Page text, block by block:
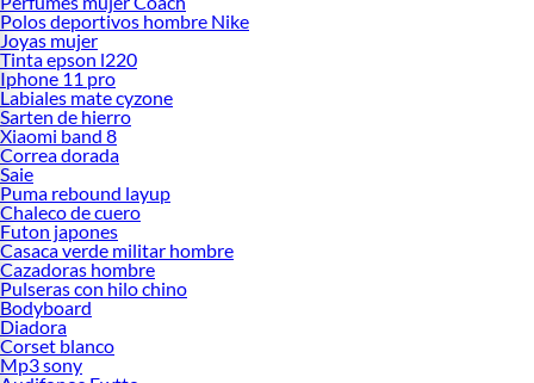
Polos deportivos hombre Nike
Joyas mujer
Tinta epson l220
Iphone 11 pro
Labiales mate cyzone
Sarten de hierro
Xiaomi band 8
Correa dorada
Saie
Puma rebound layup
Chaleco de cuero
Futon japones
Casaca verde militar hombre
Cazadoras hombre
Pulseras con hilo chino
Bodyboard
Diadora
Corset blanco
Mp3 sony